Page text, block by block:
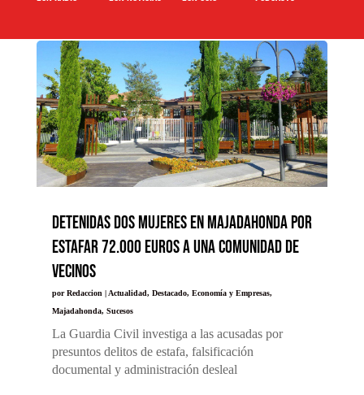
Detenidas dos mujeres en Majadahonda por
estafar 72.000 euros a una comunidad de
vecinos
porRedaccion | Actualidad, Destacado, Economía y Empresas,
Majadahonda, Sucesos
La Guardia Civil investiga a las acusadas por
presuntos delitos de estafa, falsificación
documental y administración desleal